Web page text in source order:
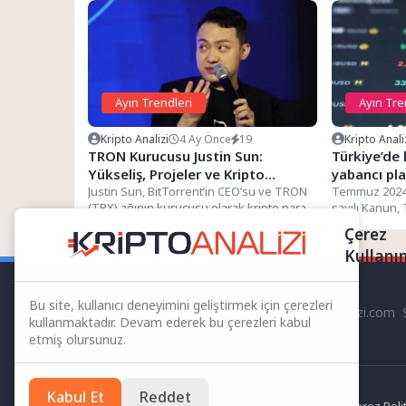
Ayın Trendleri
Kripto Analizi 4 Ay Önce 19
TRON Kurucusu Justin Sun:
Yükseliş, Projeler ve Kripto
Dünyasındaki Rolü
Justin Sun, BitTorrent’in CEO’su ve TRON
(TRX) ağının kurucusu olarak kripto para
Ayın
Kripto
yabancı
Temmuz
sayılı
şekillendirdi....
kriptoanalizi.com
Çerez
Bu site, kullanıcı deneyimini geliştirmek için çerezleri
kullanmaktadır. Devam ederek bu çerezleri kabul
etmiş olursunuz.
Kabul Et Reddet